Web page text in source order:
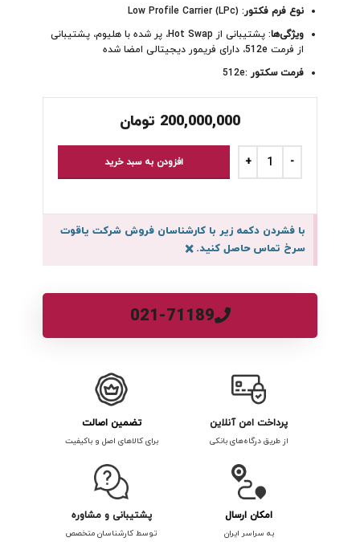
نوع فرم فکتور: Low Profile Carrier (LPc)
ویژگی‌ها
: پشتیبانی از Hot Swap، پر شده با هلیوم، پشتیبانی
از فرمت 512e، دارای فریمور دیجیتالی امضا شده
فرمت سکتور :512e
200,000,000 تومان
افزودن به سبد خرید
با فشردن دکمه زیر با کارشناسان فروش شرکت یاقوت
سرخ تماس حاصل کنید.×
021-71189
پرداخت امن آنلاین
از طریق درگاه‌های بانکی
تضمین اصالت
برای کالاهای اصل و باکیفیت
امکان ارسال
به سراسر ایران
پشتیبانی و مشاوره
توسط کارشناسان متخصص